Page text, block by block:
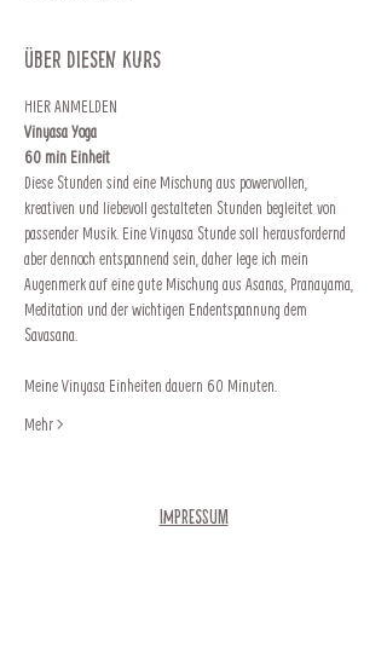
Über diesen Kurs
HIER ANMELDEN
Vinyasa Yoga
60 min Einheit
Diese Stunden sind eine Mischung aus powervollen,
kreativen und liebevoll gestalteten Stunden begleitet von
passender Musik. Eine Vinyasa Stunde soll herausfordernd
aber dennoch entspannend sein, daher lege ich mein
Augenmerk auf eine gute Mischung aus Asanas, Pranayama,
Meditation und der wichtigen Endentspannung dem
Savasana.
Meine Vinyasa Einheiten dauern 60 Minuten.
Mehr >
Impressum